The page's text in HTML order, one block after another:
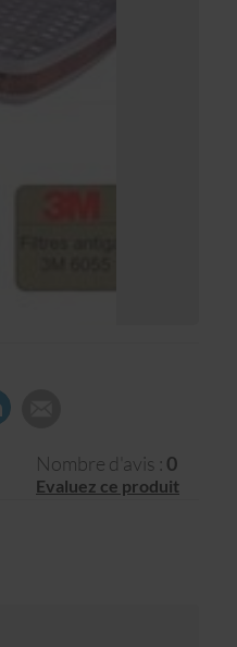
Nombre d'avis : 0
Evaluez ce produit